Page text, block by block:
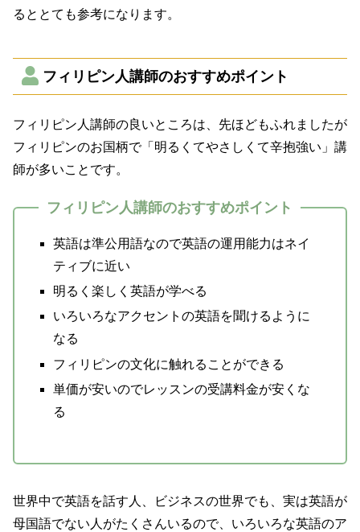
るととても参考になります。
フィリピン人講師のおすすめポイント
フィリピン人講師の良いところは、先ほどもふれましたが
フィリピンのお国柄で「明るくてやさしくて辛抱強い」講
師が多いことです。
フィリピン人講師のおすすめポイント
英語は準公用語なので英語の運用能力はネイ
ティブに近い
明るく楽しく英語が学べる
いろいろなアクセントの英語を聞けるように
なる
フィリピンの文化に触れることができる
単価が安いのでレッスンの受講料金が安くな
る
世界中で英語を話す人、ビジネスの世界でも、実は英語が
母国語でない人がたくさんいるので、いろいろな英語のア